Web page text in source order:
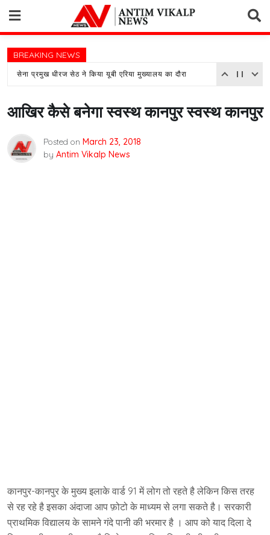
content
BREAKING NEWS
सेना प्रमुख धीरज सेठ ने किया यूबी एरिया मुख्यालय का दौरा
आखिर कैसे बनेगा स्वस्थ कानपुर स्वस्थ कानपुर
Posted on March 23, 2018
by Antim Vikalp News
कानपुर-कानपुर के मुख्य इलाके वार्ड 91 में लोग तो रहते है लेकिन किस तरह
से रह रहे है इसका अंदाजा आप फ़ोटो के माध्यम से लगा सकते है। सरकारी
प्राथमिक विद्यालय के सामने गंदे पानी की भरमार है । आप को याद दिला दे